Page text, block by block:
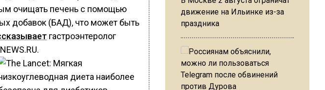
очищать печень с помощью
добавок (БАД), что может быть
гастроэнтеролог
движение на Ильинке из-за
праздника